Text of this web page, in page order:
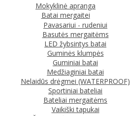
Mokyklinė apranga
Batai mergaitei
Pavasariui - rudeniui
Basutės mergaitėms
LED žybsintys batai
Guminės klumpės
Guminiai batai
Medžiaginiai batai
Nelaidūs drėgmei (WATERPROOF)
Sportiniai bateliai
Bateliai mergaitėms
Vaikiški tapukai